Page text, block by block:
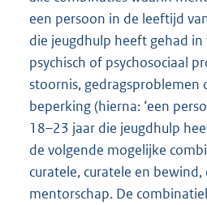
een persoon in de leeftijd
die jeugdhulp heeft gehad
psychisch of psychosociaal
stoornis, gedragsproblemen
beperking (hierna: ‘een
18–23 jaar die jeugdhulp
de volgende mogelijke
curatele, curatele en bewind,
mentorschap. De